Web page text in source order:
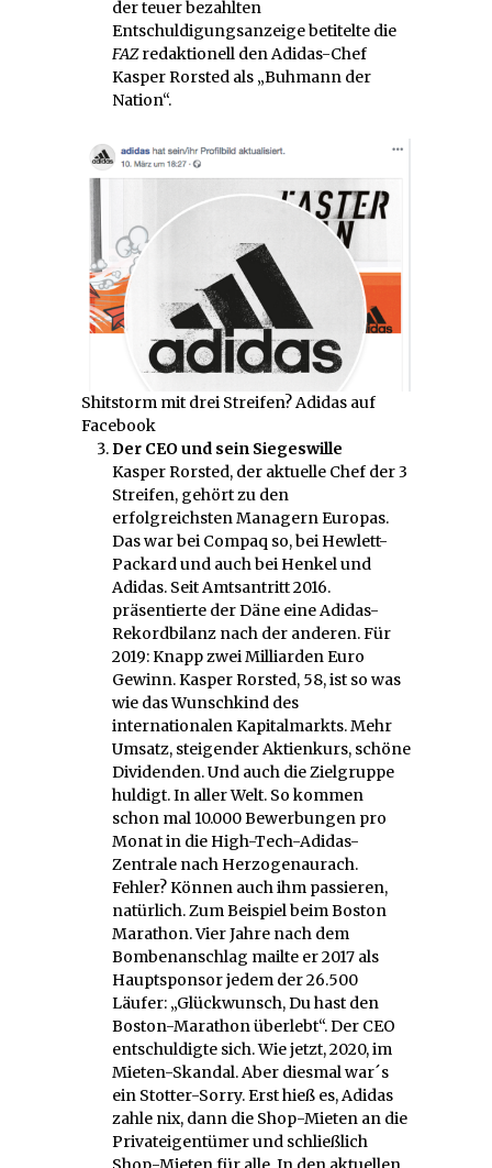
der teuer bezahlten
Entschuldigungsanzeige betitelte die
FAZredaktionell den Adidas-Chef
Kasper Rorsted als „Buhmann der
Nation“.
Shitstorm mit drei Streifen? Adidas auf
Facebook
Der CEO und sein Siegeswille
Kasper Rorsted, der aktuelle Chef der 3
Streifen, gehört zu den
erfolgreichsten Managern Europas.
Das war bei Compaq so, bei Hewlett-
Packard und auch bei Henkel und
Adidas. Seit Amtsantritt 2016.
präsentierte der Däne eine Adidas-
Rekordbilanz nach der anderen. Für
2019: Knapp zwei Milliarden Euro
Gewinn. Kasper Rorsted, 58, ist so was
wie das Wunschkind des
internationalen Kapitalmarkts. Mehr
Umsatz, steigender Aktienkurs, schöne
Dividenden. Und auch die Zielgruppe
huldigt. In aller Welt. So kommen
schon mal 10.000 Bewerbungen pro
Monat in die High-Tech-Adidas-
Zentrale nach Herzogenaurach.
Fehler? Können auch ihm passieren,
natürlich. Zum Beispiel beim Boston
Marathon. Vier Jahre nach dem
Bombenanschlag mailte er 2017 als
Hauptsponsor jedem der 26.500
Läufer: „Glückwunsch, Du hast den
Boston-Marathon überlebt“. Der CEO
entschuldigte sich. Wie jetzt, 2020, im
Mieten-Skandal. Aber diesmal war´s
ein Stotter-Sorry. Erst hieß es, Adidas
zahle nix, dann die Shop-Mieten an die
Privateigentümer und schließlich